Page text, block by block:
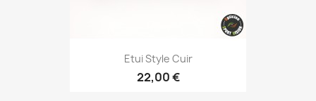
Etui Style Cuir
22,00 €